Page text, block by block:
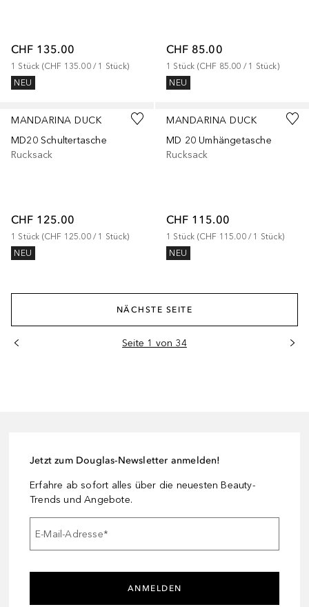
CHF 135.00
1 Stück (CHF 135.00 / 1 Stück)
NEU
CHF 85.00
1 Stück (CHF 85.00 / 1 Stück)
NEU
MANDARINA DUCK
MD20 Schultertasche
Rucksack
CHF 125.00
1 Stück (CHF 125.00 / 1 Stück)
NEU
MANDARINA DUCK
MD 20 Umhängetasche
Rucksack
CHF 115.00
1 Stück (CHF 115.00 / 1 Stück)
NEU
NÄCHSTE SEITE
Seite 1 von 34
Jetzt zum Douglas-Newsletter anmelden!
Erfahre ab sofort alles über die neuesten Beauty-
Trends und Angebote.
E-Mail-Adresse*
ANMELDEN